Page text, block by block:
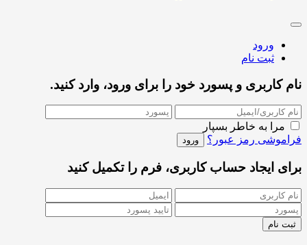
ورود
ثبت نام
نام کاربری و پسورد خود را برای ورود، وارد کنید.
مرا به خاطر بسپار
فراموشی رمز عبور؟
برای ایجاد حساب کاربری، فرم را تکمیل کنید